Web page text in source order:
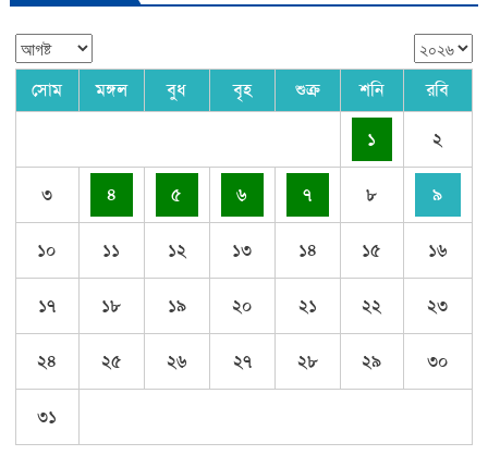
সোম মঙ্গল বুধ বৃহ শুক্র শনি রবি
১ ২
৩ ৪ ৫ ৬ ৭ ৮ ৯
১০ ১১ ১২ ১৩ ১৪ ১৫ ১৬
১৭ ১৮ ১৯ ২০ ২১ ২২ ২৩
২৪ ২৫ ২৬ ২৭ ২৮ ২৯ ৩০
৩১